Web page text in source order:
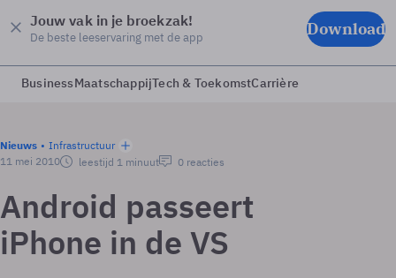
Jouw vak in je broekzak!
De beste leeservaring met de app Download
BusinessMaatschappijTech & ToekomstCarrière
Nieuws
Infrastructuur
11 mei 2010
leestijd 1 minuut 0 reacties
Android passeert
iPhone in de VS